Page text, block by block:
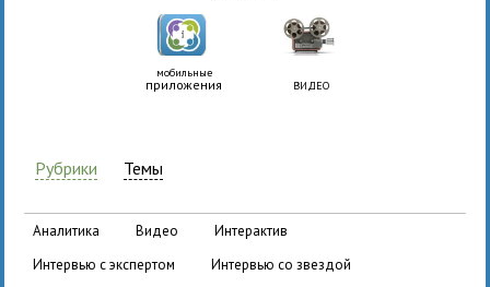
мобильные
приложения ВИДЕО
Рубрики Темы
аналитика видео
интерактив
интервью с экспертом
интервью со звездой